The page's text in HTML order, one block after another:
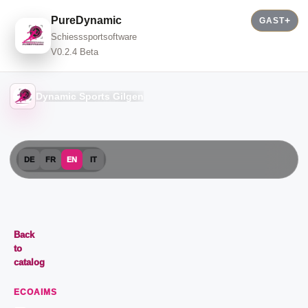
PureDynamic
Schiesssportsoftware
V0.2.4 Beta
GAST
Dynamic Sports Gilgen
DE FR EN IT
Back
to
catalog
ECOAIMS